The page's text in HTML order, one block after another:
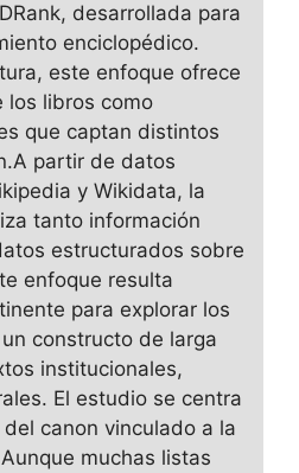
desarrollada para
enciclopédico.
este enfoque ofrece
los libros como
que captan distintos
partir de datos
y Wikidata, la
tanto información
estructurados sobre
enfoque resulta
para explorar los
constructo de larga
institucionales,
El estudio se centra
canon vinculado a la
muchas listas